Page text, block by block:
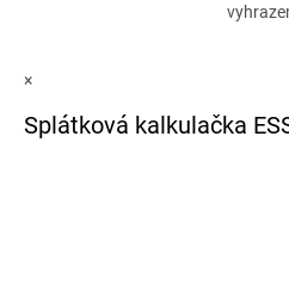
×
Splátková kalkulačka